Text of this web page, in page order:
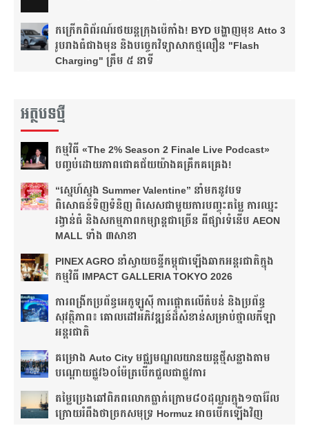
កក្រើកពិព័រណ៍រថយន្តក្រុងប៉េកាំង! BYD បង្ហាញមុខ Atto 3
រូបរាងធំជាងមុន និងបច្ចេកវិទ្យាសាកថ្មលឿន "Flash
Charging" ត្រឹម ៥ នាទី
អត្ថបទថ្មី
កម្មវិធី «The 2% Season 2 Finale Live Podcast»
បញ្ចប់ដោយភាពជោគជ័យយ៉ាងគគ្រឹកគគ្រេង!
“ស្នេហ៍ស្នង Summer Valentine” នាំមកនូវបទ
ពិសោធន៍ទិញទំនិញ ពិសេសជាមួយការបញ្ចុះតម្លៃ ការឈ្នះ
រង្វាន់ធំ និងសកម្មភាពកម្សាន្តជាច្រើន ពីផ្សារទំនើប AEON
MALL ទាំង ៣សាខា
PINEX AGRO នាំ​ស្វាយចន្ទី​កម្ពុជា​ឡើង​ឆាក​អន្តរជាតិ​​ក្នុង​
កម្មវិធី​ IMPACT GALLERIA TOKYO 2026
ការពង្រីកប្រព័ន្ធអេកូឡូស៊ី ការផ្តោតលើតំបន់ និងប្រព័ន្ធ
សុវត្ថិភាព៖ គោលដៅអភិវឌ្ឍន៍ដ៏សំខាន់សម្រាប់ថ្នាលកីឡា
អន្តរជាតិ
គម្រោង Auto City មជ្ឈមណ្ឌលយានយន្តថ្មីសន្លាង​តាម
បណ្តោយផ្លូវ​​៦០ម៉ែត្រ​បើកជួលជាផ្លូវការ
តម្លៃប្រេងឆៅពិភពលោកធ្លាក់ក្រោម៨០ដុល្លារក្នុង១បារ៉ែល
ក្រោយរំពឹងថា​ច្រកសមុទ្រ Hormuz អាចបើកឡើងវិញ